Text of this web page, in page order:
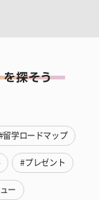
留学ロードマップ
#プレゼント
ー